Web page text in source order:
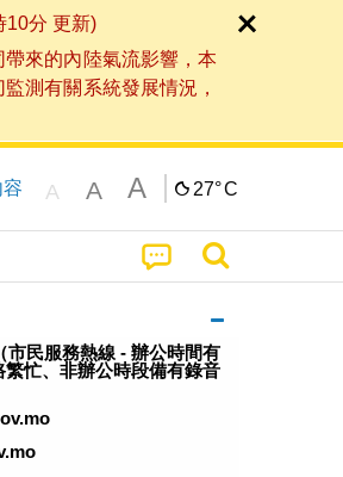
10分 更新)
來的內陸氣流影響，本
測有關系統發展情況，
A A A 27°C
市民服務熱線 - 辦公時間有
忙、非辦公時段備有錄音